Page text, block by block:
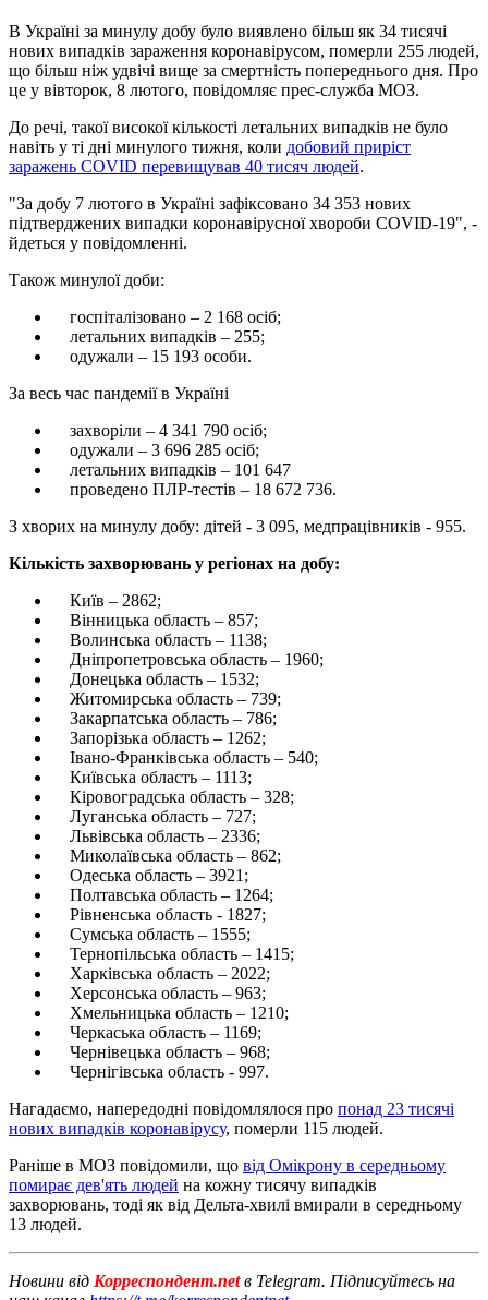
В Україні за минулу добу було виявлено більш як 34 тисячі
нових випадків зараження коронавірусом, померли 255 людей,
що більш ніж удвічі вище за смертність попереднього дня. Про
це у вівторок, 8 лютого, повідомляє прес-служба МОЗ.
До речі, такої високої кількості летальних випадків не було
навіть у ті дні минулого тижня, коли добовий приріст
заражень COVID перевищував 40 тисяч людей.
"За добу 7 лютого в Україні зафіксовано 34 353 нових
підтверджених випадки коронавірусної хвороби COVID-19", -
йдеться у повідомленні.
Також минулої доби:
госпіталізовано – 2 168 осіб;
летальних випадків – 255;
одужали – 15 193 особи.
За весь час пандемії в Україні
захворіли – 4 341 790 осіб;
одужали – 3 696 285 осіб;
летальних випадків – 101 647
проведено ПЛР-тестів – 18 672 736.
З хворих на минулу добу: дітей - 3 095, медпрацівників - 955.
Кількість захворювань у регіонах на добу:
Київ – 2862;
Вінницька область – 857;
Волинська область – 1138;
Дніпропетровська область – 1960;
Донецька область – 1532;
Житомирська область – 739;
Закарпатська область – 786;
Запорізька область – 1262;
Івано-Франківська область – 540;
Київська область – 1113;
Кіровоградська область – 328;
Луганська область – 727;
Львівська область – 2336;
Миколаївська область – 862;
Одеська область – 3921;
Полтавська область – 1264;
Рівненська область - 1827;
Сумська область – 1555;
Тернопільська область – 1415;
Харківська область – 2022;
Херсонська область – 963;
Хмельницька область – 1210;
Черкаська область – 1169;
Чернівецька область – 968;
Чернігівська область - 997.
Нагадаємо, напередодні повідомлялося про понад 23 тисячі
нових випадків коронавірусу, померли 115 людей.
Раніше в МОЗ повідомили, що від Омікрону в середньому
помирає дев'ять людей на кожну тисячу випадків
захворювань, тоді як від Дельта-хвилі вмирали в середньому
13 людей.
Новини від Корреспондент.netв Telegram. Підписуйтесь на